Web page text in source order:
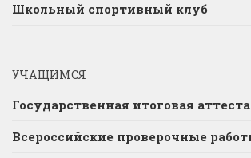
Школьный спортивный клуб
УЧАЩИМСЯ
Государственная итоговая
Всероссийские проверочные